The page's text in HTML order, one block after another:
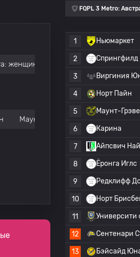
женщины НПЛ: Северный Новый
Маунт-Грэветт
FQPL 3 Metro:
1
Ньюмаркет
2
3 Виргиния
4 Норт Пайн
5 Маунт-
6 Карина
7 Айпсвич
8 Ёронга Иглс
9 Редклифф
10 Норт
11
12 Сентенари
13 Бэйсайд